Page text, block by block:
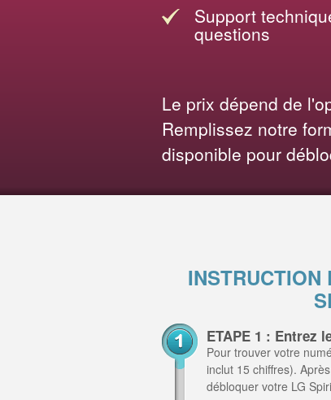
Support
questions
Le prix dépend de
Remplissez notre
disponible pour
INSTRUCTION
ETAPE 1 : Entrez
Pour trouver votre
inclut 15 chiffres).
débloquer votre LG